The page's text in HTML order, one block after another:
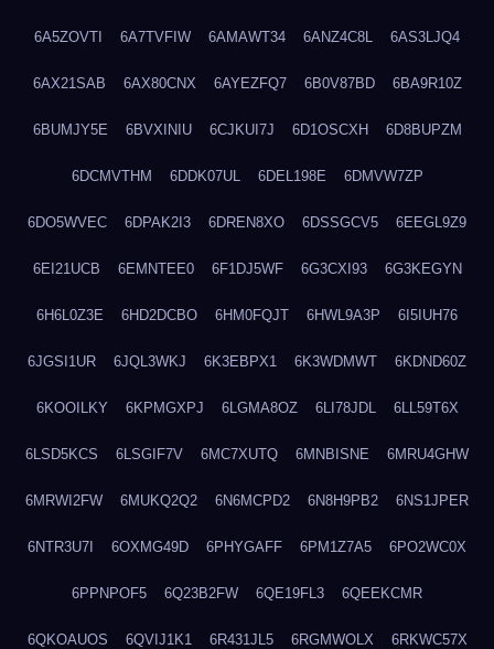
6A5ZOVTI 6A7TVFIW 6AMAWT34 6ANZ4C8L 6AS3LJQ4
6AX21SAB 6AX80CNX 6AYEZFQ7 6B0V87BD 6BA9R10Z
6BUMJY5E 6BVXINIU 6CJKUI7J 6D1OSCXH 6D8BUPZM
6DCMVTHM 6DDK07UL 6DEL198E 6DMVW7ZP
6DO5WVEC 6DPAK2I3 6DREN8XO 6DSSGCV5 6EEGL9Z9
6EI21UCB 6EMNTEE0 6F1DJ5WF 6G3CXI93 6G3KEGYN
6H6L0Z3E 6HD2DCBO 6HM0FQJT 6HWL9A3P 6I5IUH76
6JGSI1UR 6JQL3WKJ 6K3EBPX1 6K3WDMWT 6KDND60Z
6KOOILKY 6KPMGXPJ 6LGMA8OZ 6LI78JDL 6LL59T6X
6LSD5KCS 6LSGIF7V 6MC7XUTQ 6MNBISNE 6MRU4GHW
6MRWI2FW 6MUKQ2Q2 6N6MCPD2 6N8H9PB2 6NS1JPER
6NTR3U7I 6OXMG49D 6PHYGAFF 6PM1Z7A5 6PO2WC0X
6PPNPOF5 6Q23B2FW 6QE19FL3 6QEEKCMR
6QKOAUOS 6QVIJ1K1 6R431JL5 6RGMWOLX 6RKWC57X